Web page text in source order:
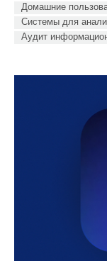
Домашние
Системы для
Аудит